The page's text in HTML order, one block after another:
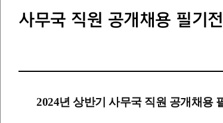
사무국 직원 공개채용 필기
2024년 상반기 사무국 직원 공개채용